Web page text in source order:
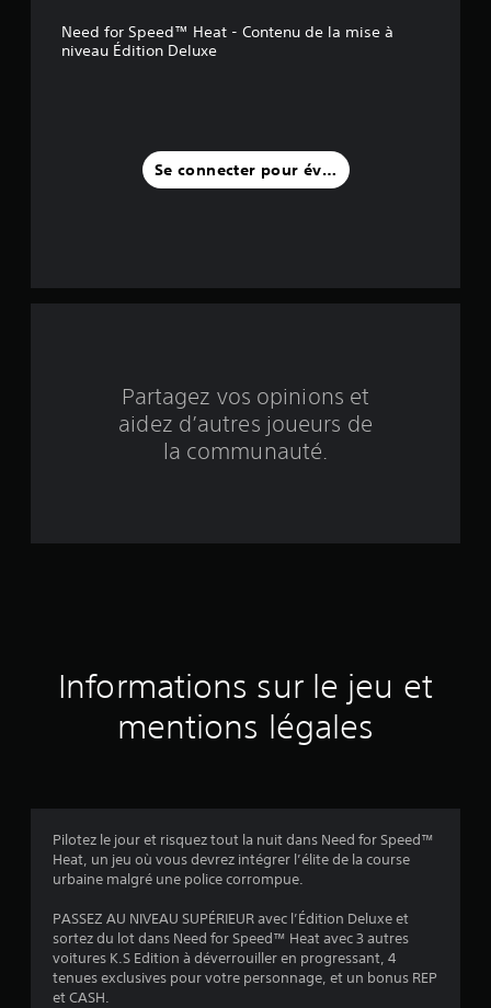
i
é
r
2
é
a
l
Need for Speed™ Heat - Contenu de la mise à
niveau Édition Deluxe
Se connecter pour évaluer
Partagez vos opinions et
aidez d’autres joueurs de
la communauté.
Informations sur le jeu et
mentions légales
Pilotez le jour et risquez tout la nuit dans Need for Speed™
Heat, un jeu où vous devrez intégrer l’élite de la course
urbaine malgré une police corrompue.
PASSEZ AU NIVEAU SUPÉRIEUR avec l’Édition Deluxe et
sortez du lot dans Need for Speed™ Heat avec 3 autres
voitures K.S Edition à déverrouiller en progressant, 4
tenues exclusives pour votre personnage, et un bonus REP
et CASH.